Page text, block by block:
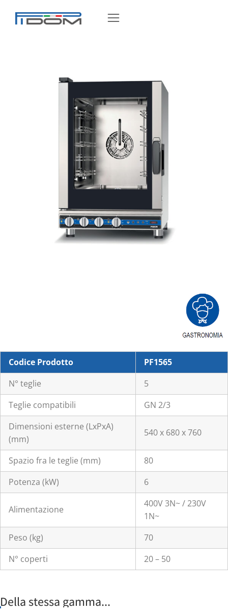
Galilei Plus KT – PF1565
Codice Prodotto
PF1565
N° teglie
5
Teglie compatibili
GN 2/3
Dimensioni esterne (LxPxA)
(mm)
540 x 680 x 760
Spazio fra le teglie (mm)
80
Potenza (kW)
6
Alimentazione
400V 3N~ / 230V
1N~
Peso (kg)
70
N° coperti
20 – 50
Della stessa gamma...